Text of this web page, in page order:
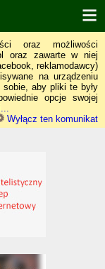
oraz możliwości
oraz zawarte w niej
reklamodawcy)
na urządzeniu
aby pliki te były
opcje swojej
Wyłącz ten komunikat